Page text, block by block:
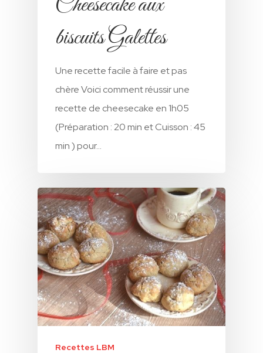
biscuits Galettes
Une recette facile à faire et pas
chère Voici comment réussir une
recette de cheesecake en 1h05
(Préparation : 20 min et Cuisson : 45
min ) pour…
Recettes LBM
A Propos
Nos Produits
Biscuits LBM
Galettes
Sablé
Tea Time
L’amandier
Le Gourmant
Tresor
Minceur
Prouta
Prouta Aux Pépites
Chocolat
Nos Cakes
Muffins
Mini Cake
Browniz
Amandiz
Nos Crèmes À Tartiner
Crème À Tartiner
Crème À Tartiner
Et Cacao
Crème À Tartiner
Autres Produits
Chocoquik
Cacao Poudre
Nos Recettes
العربية